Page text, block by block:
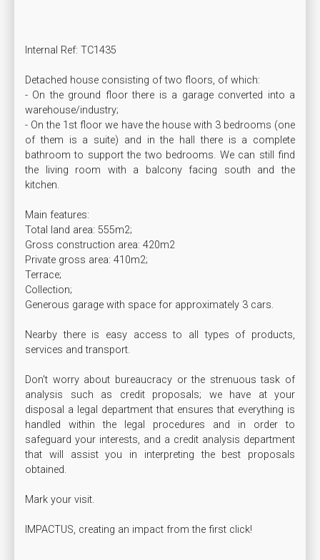
Internal Ref: TC1435
Detached house consisting of two floors, of which:
- On the ground floor there is a garage converted into a
warehouse/industry;
- On the 1st floor we have the house with 3 bedrooms (one
of them is a suite) and in the hall there is a complete
bathroom to support the two bedrooms. We can still find
the living room with a balcony facing south and the
kitchen.
Main features:
Total land area: 555m2;
Gross construction area: 420m2
Private gross area: 410m2;
Terrace;
Collection;
Generous garage with space for approximately 3 cars.
Nearby there is easy access to all types of products,
services and transport.
Don't worry about bureaucracy or the strenuous task of
analysis such as credit proposals; we have at your
disposal a legal department that ensures that everything is
handled within the legal procedures and in order to
safeguard your interests, and a credit analysis department
that will assist you in interpreting the best proposals
obtained.
Mark your visit.
IMPACTUS, creating an impact from the first click!